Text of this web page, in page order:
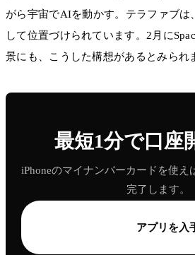
がら宇宙でAIを動かす。テラファブは
して位置づけられています。2月に
景にも、こうした構想があるとみられ
最短1分で口座
iPhoneのマイナンバーカードを使え
完了します。
アプリを入